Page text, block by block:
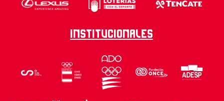
Institucionales